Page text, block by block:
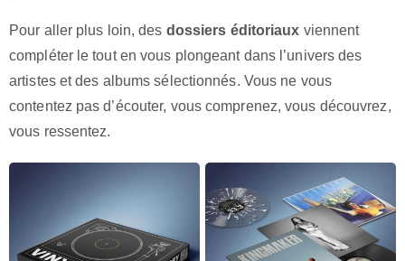
Pour aller plus loin, des dossiers éditoriaux viennent
compléter le tout en vous plongeant dans l’univers des
artistes et des albums sélectionnés. Vous ne vous
contentez pas d’écouter, vous comprenez, vous découvrez,
vous ressentez.